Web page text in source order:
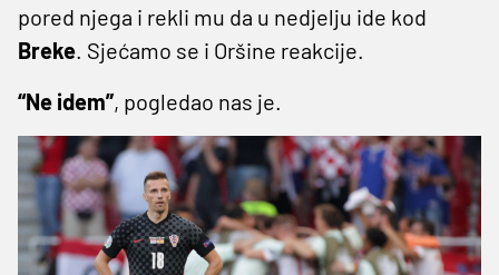
pored njega i rekli mu da u nedjelju ide kod
Breke. Sjećamo se i Oršine reakcije.
“Ne idem”, pogledao nas je.